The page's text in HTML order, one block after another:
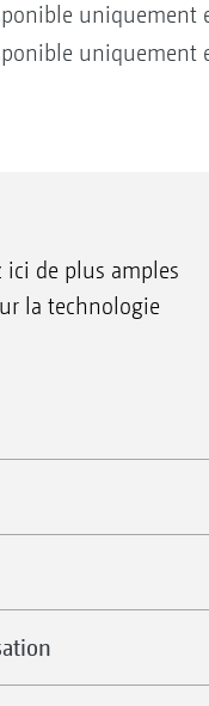
uniquement
uniquement
ici de plus amples
la technologie